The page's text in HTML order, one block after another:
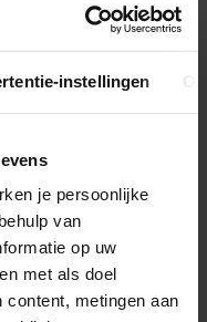
instellingen
je persoonlijke
van
op uw
met als doel
metingen aan
9